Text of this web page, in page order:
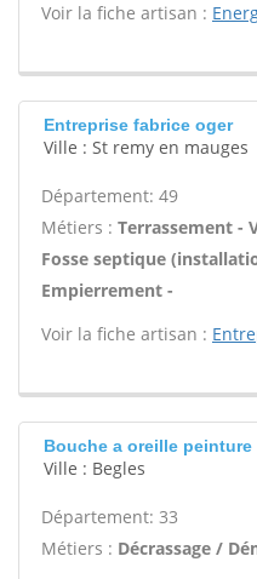
Voir la fiche artisan :
Entreprise fabrice oger
Ville : St remy en mauges
Département: 49
Métiers : Terrassement -
Fosse septique
Empierrement -
Voir la fiche artisan :
Bouche a oreille peinture
Ville : Begles
Département: 33
Métiers : Décrassage /